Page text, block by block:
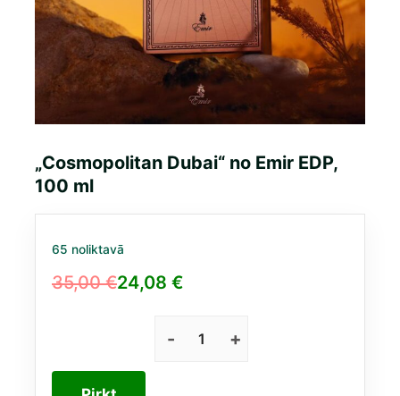
„Cosmopolitan Dubai“ no Emir EDP,
100 ml
65 noliktavā
35,00€
Original
35,00 €.
24,08 €
Current
24,08 €.
„Cosmopolitan